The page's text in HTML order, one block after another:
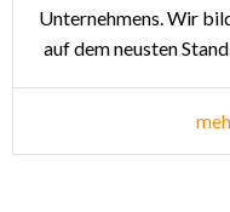
Unternehmens. Wir
auf dem neusten